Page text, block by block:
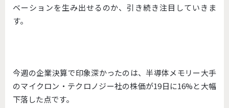
ベーションを生み出せるのか、引き続き注目していきま
す。
今週の企業決算で印象深かったのは、半導体メモリー大手
のマイクロン・テクロノジー社の株価が19日に16%と大幅
下落した点です。